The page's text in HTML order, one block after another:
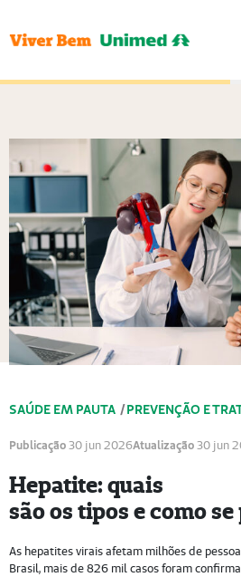
SAÚDE EM PAUTA /PREVENÇÃO E
Publicação30 jun 2026Atualização30 jun
Hepatite: quais
são os tipos e como
As hepatites virais afetam milhões de
Brasil, mais de 826 mil casos foram